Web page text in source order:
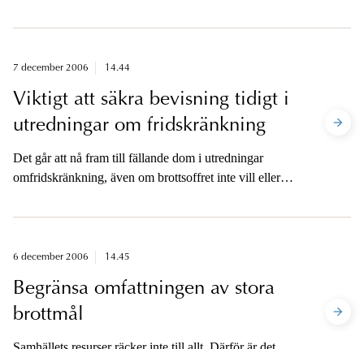
7 december 2006 14.44
Viktigt att säkra bevisning tidigt i
utredningar om fridskränkning
Det går att nå fram till fällande dom i utredningar
omfridskränkning, även om brottsoffret inte vill eller
bevisning är avgörande, konstaterar en ny handbok från
6 december 2006 14.45
Begränsa omfattningen av stora
brottmål